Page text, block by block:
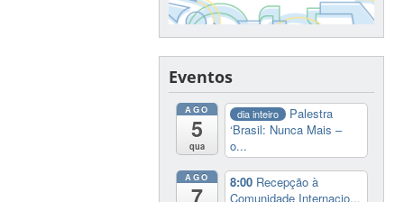
Eventos
AGO
5
qua
dia inteiro
Palestra
‘Brasil: Nunca Mais –
o...
AGO 8:00 Recepção à
Comunidade Internacio...